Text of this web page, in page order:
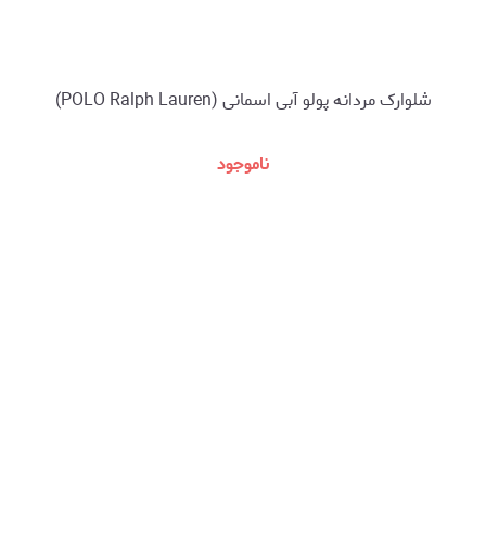
شلوارک مردانه پولو آبی اسمانی (POLO Ralph Lauren)
ناموجود